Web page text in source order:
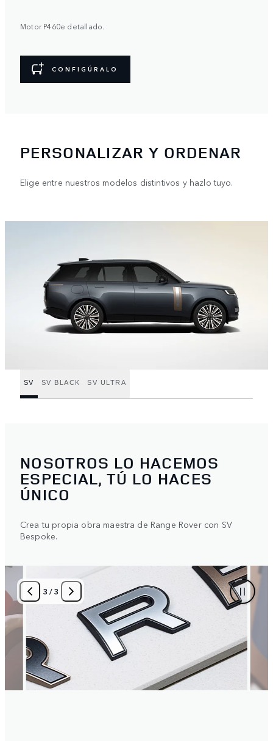
Motor P460e detallado.
CONFIGÚRALO
PERSONALIZAR Y ORDENAR
Elige entre nuestros modelos distintivos y hazlo tuyo.
SV SV BLACK SV ULTRA
NOSOTROS LO HACEMOS
ESPECIAL, TÚ LO HACES
ÚNICO
Crea tu propia obra maestra de Range Rover con SV
Bespoke.
1 /3